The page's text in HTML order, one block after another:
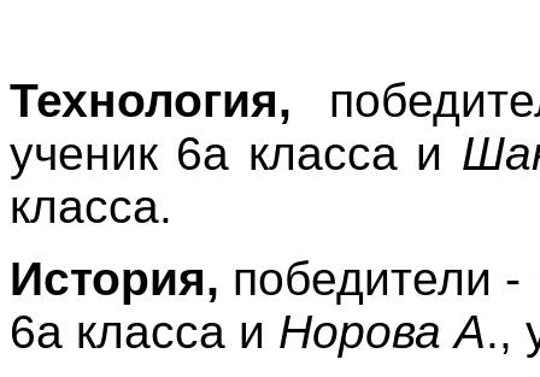
Технология,
ученик 6а класса и
класса.
История, победители -
6а класса и Норова А.,